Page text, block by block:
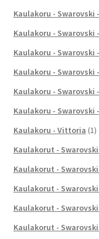
Kaulakoru - Swarovski
Kaulakoru - Swarovski
Kaulakoru - Swarovski
Kaulakoru - Swarovski
Kaulakoru - Swarovski
Kaulakoru - Swarovski
Kaulakoru - Vittoria (1)
Kaulakorut -
Kaulakorut -
Kaulakorut -
Kaulakorut -
Kaulakorut -